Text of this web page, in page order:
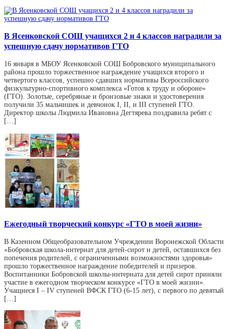
В Ясенковской СОШ учащихся 2 и 4 классов наградили за
успешную сдачу нормативов ГТО
16 января в МБОУ Ясенковской СОШ Бобровского муниципального
района прошло торжественное награждение учащихся второго и
четвертого классов, успешно сдавших нормативы Всероссийского
физкультурно-спортивного комплекса «Готов к труду и обороне»
(ГТО). Золотые, серебряные и бронзовые знаки и удостоверения
получили 35 мальчишек и девчонок I, II, и III ступеней ГТО.
Директор школы Людмила Ивановна Дегтярева поздравила ребят с
[…]
Ежегодный творческий конкурс «ГТО в моей жизни»
В Казенном Общеобразовательном Учреждении Воронежской Области
«Бобровская школа-интернат для детей-сирот и детей, оставшихся без
попечения родителей, с ограниченными возможностями здоровья»
прошло торжественное награждение победителей и призеров.
Воспитанники Бобровской школы-интерната для детей сирот приняли
участие в ежегодном творческом конкурсе «ГТО в моей жизни».
Учащиеся I – IV ступеней ВФСК ГТО (6-15 лет), с первого по девятый
[…]